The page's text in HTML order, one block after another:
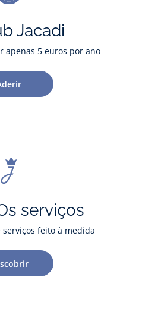
Jacadi
apenas 5 euros por ano
serviços
feito à medida